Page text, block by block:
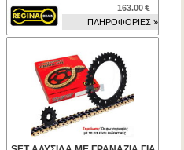
163.00 €
ΠΛΗΡΟΦΟΡΙΕΣ »